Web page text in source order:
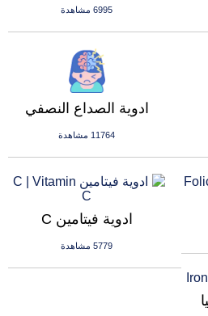
6995 مشاهدة
ادوية الصداع النصفي
11764 مشاهدة
ادوية فيتامين C
5779 مشاهدة